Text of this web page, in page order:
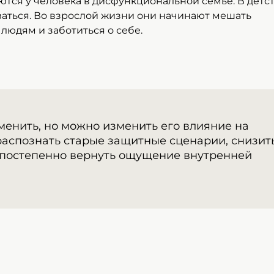
влияет на психику
обратиться за помощью
алкоголиков
ВДА
Во взрослой жизни они начинают мешать
и заботиться о себе.
но можно изменить его влияние на
старые защитные сценарии,
вернуть ощущение внутренней